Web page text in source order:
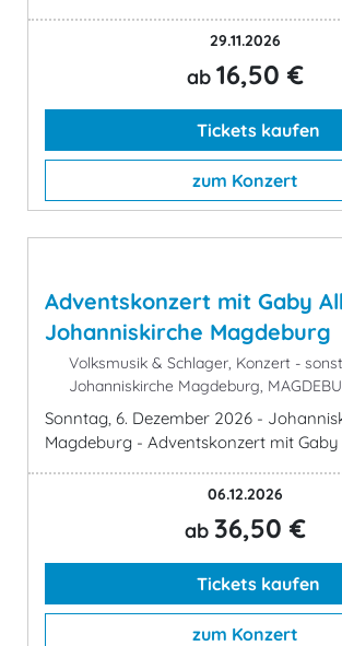
29.11.2026
ab 16,50 €
Tickets kaufen
zum Konzert
Adventskonzert mit Gaby
Johanniskirche Magdeburg
Volksmusik & Schlager, Konzert -
Johanniskirche Magdeburg,
Sonntag, 6. Dezember 2026 -
Magdeburg - Adventskonzert mit
06.12.2026
ab 36,50 €
Tickets kaufen
zum Konzert